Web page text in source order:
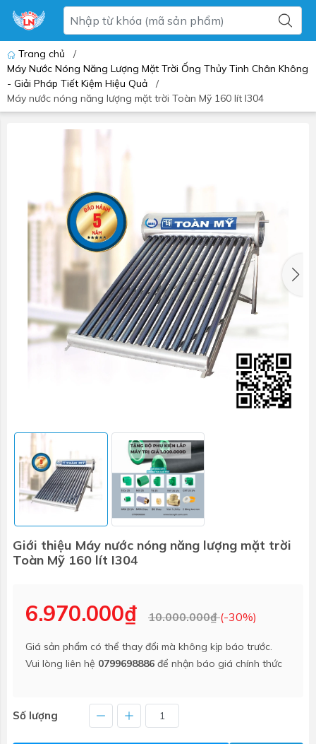
Trang chủ
/
Máy Nước Nóng Năng Lượng Mặt Trời Ống Thủy Tinh Chân Không
- Giải Pháp Tiết Kiệm Hiệu Quả
/
Máy nước nóng năng lượng mặt trời Toàn Mỹ 160 lít I304
Giới thiệu Máy nước nóng năng lượng mặt trời
Toàn Mỹ 160 lít I304
6.970.000₫ 10.000.000₫(-30%)
Giá sản phẩm có thể thay đổi mà không kịp báo trước.
Vui lòng liên hệ 0799698886 để nhận báo giá chính thức
Số lượng